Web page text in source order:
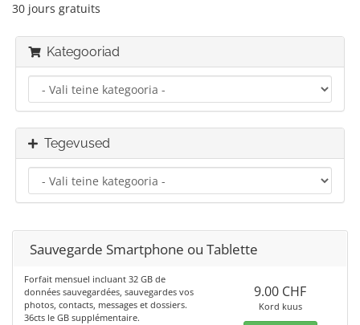
30 jours gratuits
Kategooriad
Tegevused
Sauvegarde Smartphone ou Tablette
Forfait mensuel incluant 32 GB de
données sauvegardées, sauvegardes vos
photos, contacts, messages et dossiers.
36cts le GB supplémentaire.
9.00 CHF
Kord kuus